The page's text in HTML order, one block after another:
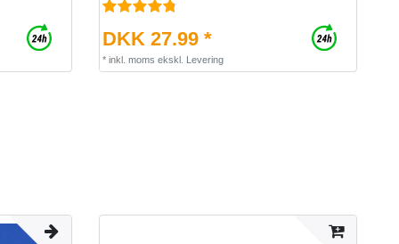
DKK 27.99 *
* inkl. moms ekskl. Levering